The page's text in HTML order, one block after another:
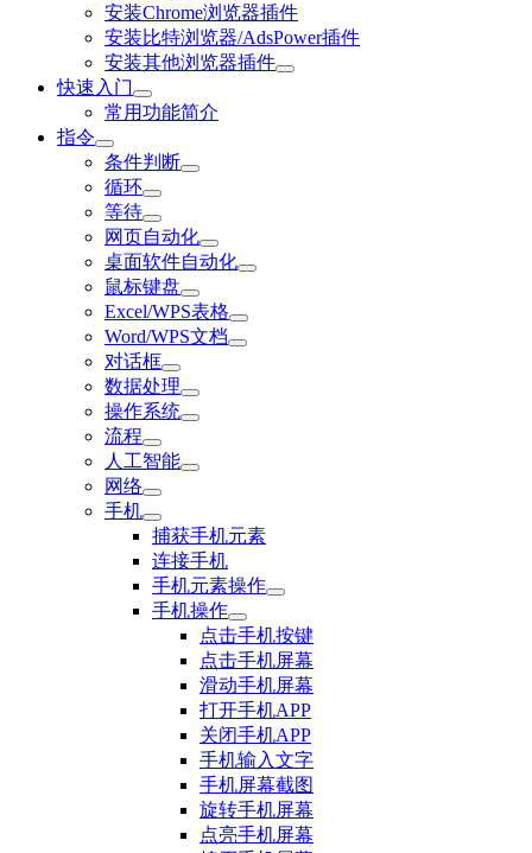
安装Chrome浏览器插件
安装比特浏览器/AdsPower插件
安装其他浏览器插件
快速入门
常用功能简介
指令
条件判断
循环
等待
网页自动化
桌面软件自动化
鼠标键盘
Excel/WPS表格
Word/WPS文档
对话框
数据处理
操作系统
流程
人工智能
网络
手机
捕获手机元素
连接手机
手机元素操作
手机操作
点击手机按键
点击手机屏幕
滑动手机屏幕
打开手机APP
关闭手机APP
手机输入文字
手机屏幕截图
旋转手机屏幕
点亮手机屏幕